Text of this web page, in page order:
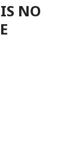
NO